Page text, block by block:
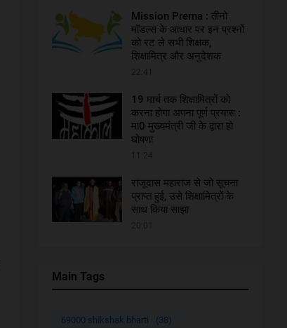
Mission Prerna : तीनो
मॉडल्स के आधार पर इन प्रश्नों
को रट ले सभी शिक्षक,
शिक्षामित्र और अनुदेशक
19 मार्च तक शिक्षामित्रों को
करना होगा अपना पूर्ण प्रयास :
मा0 मुख्यमंत्री जी के द्वारा हो
घोषणा
राजूदास महाराज से जो सूचना
प्राप्त हुई, उसे शिक्षामित्रों के
साथ किया साझा
Main Tags
69000 shikshak bharti (38)